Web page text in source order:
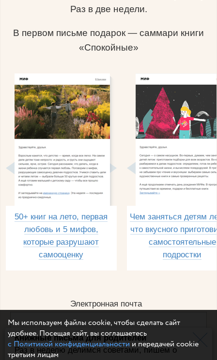
Книжные письма для родителей
Раз в неделю делимся советами, пишем о
Раз в две недели.
В первом письме подарок — саммари книги
«Спокойные»
50+ книг на лето, первая
любовь и 5 мифов,
которые разрушают
самооценку
Чем заняться детям
что вкусного
самостоятельные
подростки
Электронная почта
Например, dulsineya@gmail.com
Без спама и смс
Мы используем файлы cookie, чтобы сделать сайт
удобнее. Посещая сайт, вы соглашаетесь
с Политикой конфиденциальностии передачей cookie
третьим лицам